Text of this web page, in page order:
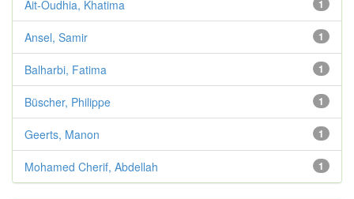
1
Ait-Oudhia, Khatima
1
Ansel, Samir
1
Balharbi, Fatima
1
Büscher, Philippe
1
Geerts, Manon
1
Mohamed Cherif, Abdellah